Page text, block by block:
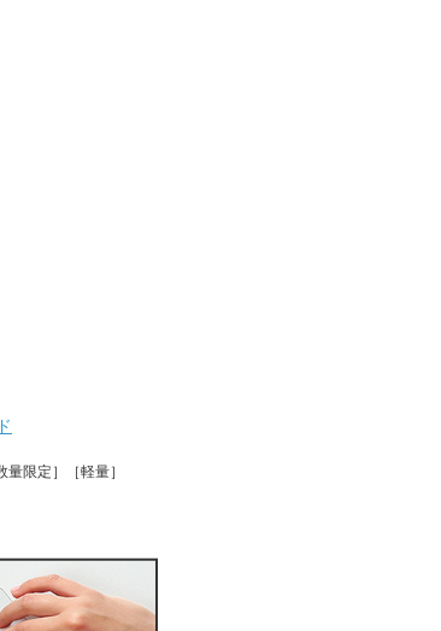
限定］［軽量］